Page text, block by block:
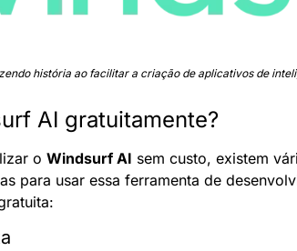
história ao facilitar a criação de aplicativos de
AI gratuitamente?
o Windsurf AI sem custo, existem
para usar essa ferramenta de